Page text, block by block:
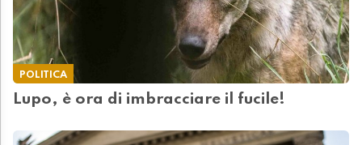
POLITICA
Lupo, è ora di imbracciare il fucile!